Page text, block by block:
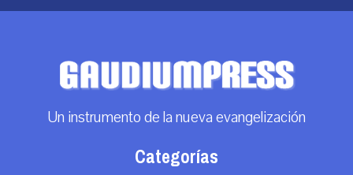
Un instrumento de la nueva evangelización
Categorías